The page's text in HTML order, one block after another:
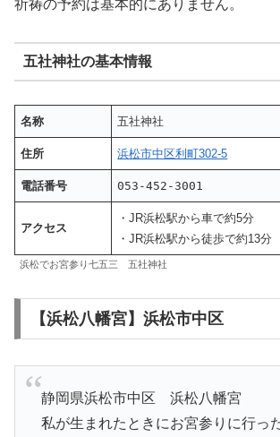
祈祷の予約は基本的にありません。
五社神社の基本情報
名称 五社神社
住所 浜松市中区利町302-5
電話番号 053-452-3001
アクセス
・JR浜松駅から車で約5分
・JR浜松駅から徒歩で約13分
浜松でお宮参り七五三 五社神社
【浜松八幡宮】浜松市中区
静岡県浜松市中区 浜松八幡宮
私が生まれたときにお宮参りに行っ